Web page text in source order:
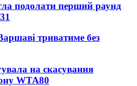
подолати перший раунд
триватиме без
на скасування
WTA80